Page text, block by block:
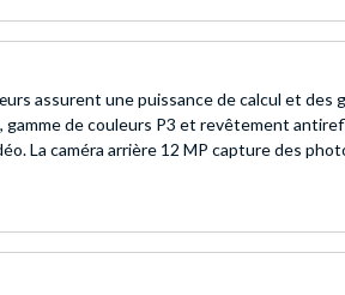
assurent une puissance de calcul et des
gamme de couleurs P3 et revêtement
La caméra arrière 12 MP capture des